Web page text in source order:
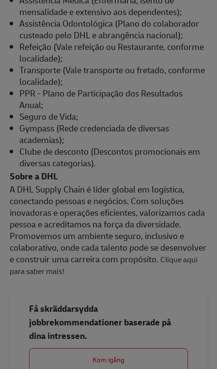
mensalidade e extensivo aos dependentes);
Assistência Odontológica (Plano do colaborador
custeado pelo DHL e abrangência nacional);
Refeição (Vale refeição ou Restaurante, conforme
localidade);
Transporte (Vale transporte ou fretado, conforme
localidade);
PPR - Plano de Participação dos Resultados
Anual;
Seguro de Vida;
Gympass (Rede credenciada de diversas
academias);
Clube de desconto (Descontos promocionais em
diversas categorias).
Sobre a DHL
A DHL Supply Chain é líder global em logística,
conectando pessoas e negócios. Com soluções
inovadoras e operações eficientes, valorizamos cada
pessoa e acreditamos na força da diversidade.
Promovemos um ambiente seguro, inclusivo e
colaborativo, onde cada talento pode se desenvolver
e construir uma carreira com propósito. Clique aqui
para saber mais!
Få skräddarsydda
jobbrekommendationer baserade på
dina intressen.
Kom igång